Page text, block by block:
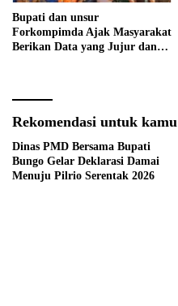
Bupati dan unsur
Forkompimda Ajak Masyarakat
Berikan Data yang Jujur dan
Rekomendasi untuk kamu
Dinas PMD Bersama Bupati
Bungo Gelar Deklarasi Damai
Menuju Pilrio Serentak 2026